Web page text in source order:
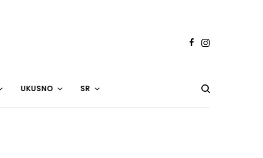
UKUSNO SR